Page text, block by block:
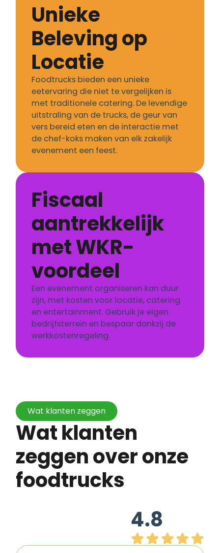
Unieke
Beleving op
Locatie
Foodtrucks bieden een unieke
eetervaring die niet te vergelijken is
met traditionele catering. De levendige
uitstraling van de trucks, de geur van
vers bereid eten en de interactie met
de chef-koks maken van elk zakelijk
evenement een feest.
Fiscaal
aantrekkelijk
met WKR-
voordeel
Een evenement organiseren kan duur
zijn, met kosten voor locatie, catering
en entertainment. Gebruik je eigen
bedrijfsterrein en bespaar dankzij de
werkkostenregeling.
Wat klanten zeggen
Wat klanten
zeggen over onze
foodtrucks
4.8